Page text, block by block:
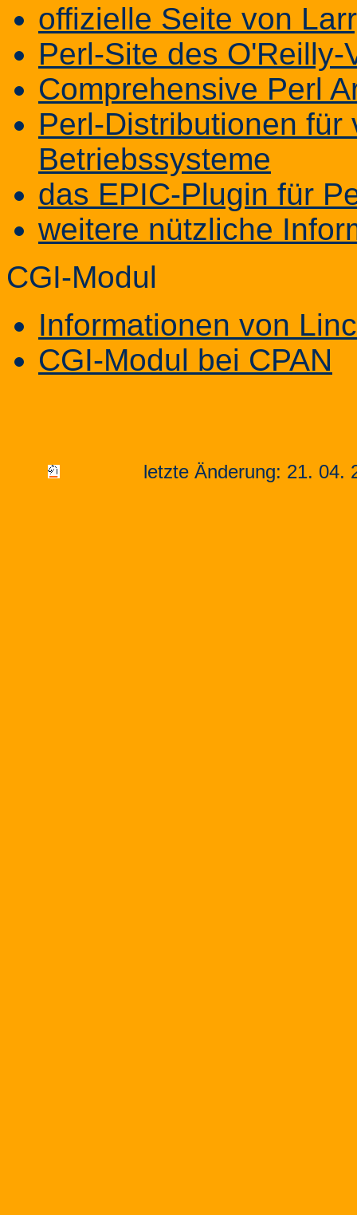
offizielle Seite von
Perl-Site des O'Reilly-
Comprehensive Perl
Perl-Distributionen für
Betriebssysteme
das EPIC-Plugin für
weitere nützliche
CGI-Modul
Informationen von
CGI-Modul bei CPAN
letzte Änderung: 21.